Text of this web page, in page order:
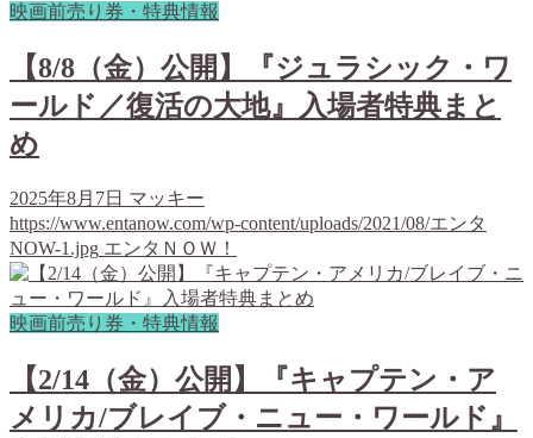
映画前売り券・特典情報
【8/8（金）公開】『ジュラシック・ワ
ールド／復活の大地』入場者特典まと
め
2025年8月7日 マッキー
https://www.entanow.com/wp-content/uploads/2021/08/エンタ
NOW-1.jpg エンタＮＯＷ！
映画前売り券・特典情報
【2/14（金）公開】『キャプテン・ア
メリカ/ブレイブ・ニュー・ワールド』